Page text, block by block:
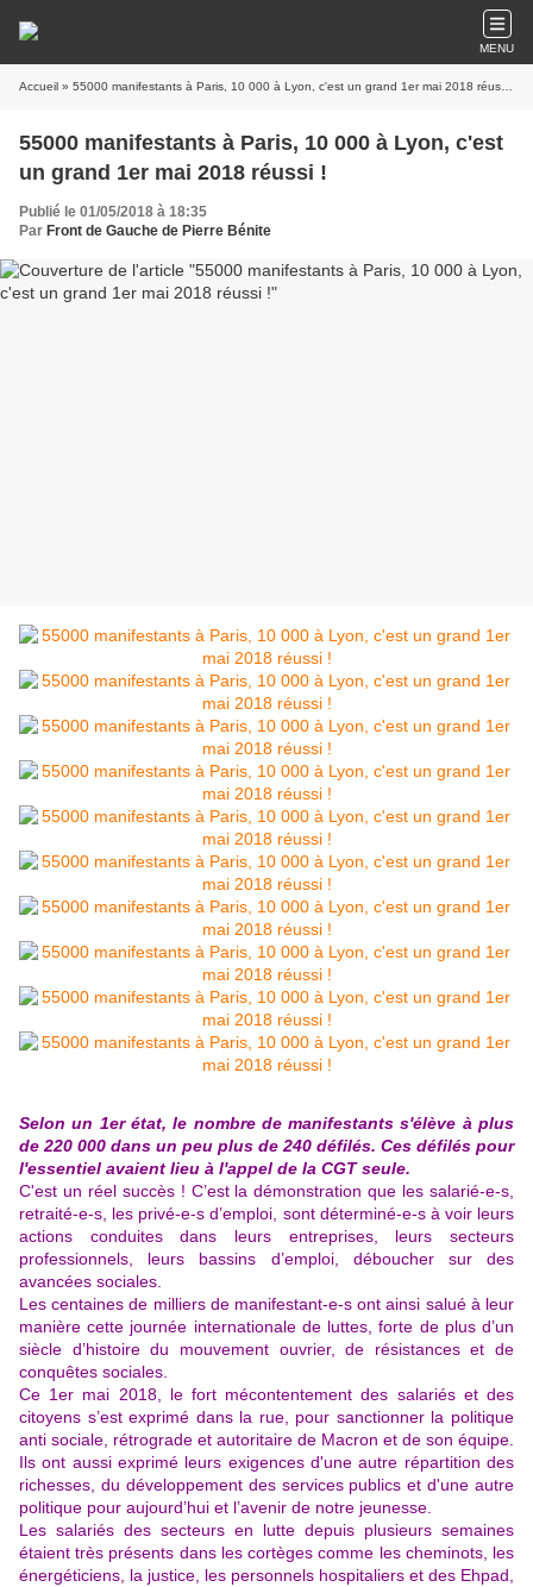
MENU
Accueil » 55000 manifestants à Paris, 10 000 à Lyon, c'est un grand 1er mai 2018 réussi !
55000 manifestants à Paris, 10 000 à Lyon, c'est
un grand 1er mai 2018 réussi !
Publié le 01/05/2018 à 18:35
Par Front de Gauche de Pierre Bénite
Selon un 1er état, le nombre de manifestants s'élève à plus
de 220 000 dans un peu plus de 240 défilés. Ces défilés pour
l'essentiel avaient lieu à l'appel de la CGT seule.
C'est un réel succès ! C’est la démonstration que les salarié-e-s,
retraité-e-s, les privé-e-s d’emploi, sont déterminé-e-s à voir leurs
actions conduites dans leurs entreprises, leurs secteurs
professionnels, leurs bassins d’emploi, déboucher sur des
avancées sociales.
Les centaines de milliers de manifestant-e-s ont ainsi salué à leur
manière cette journée internationale de luttes, forte de plus d’un
siècle d’histoire du mouvement ouvrier, de résistances et de
conquêtes sociales.
Ce 1er mai 2018, le fort mécontentement des salariés et des
citoyens s’est exprimé dans la rue, pour sanctionner la politique
anti sociale, rétrograde et autoritaire de Macron et de son équipe.
Ils ont aussi exprimé leurs exigences d'une autre répartition des
richesses, du développement des services publics et d'une autre
politique pour aujourd’hui et l’avenir de notre jeunesse.
Les salariés des secteurs en lutte depuis plusieurs semaines
étaient très présents dans les cortèges comme les cheminots, les
énergéticiens, la justice, les personnels hospitaliers et des Ehpad,